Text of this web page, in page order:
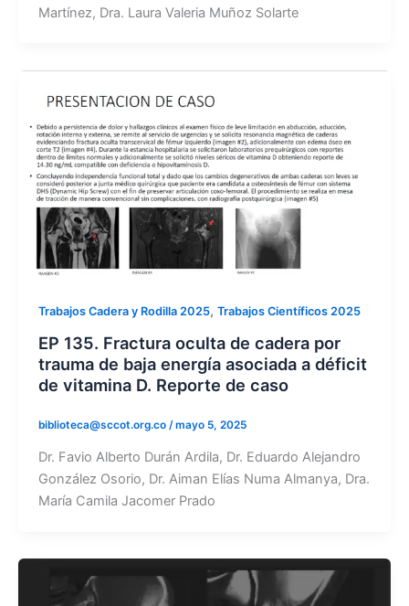
Martínez, Dra. Laura Valeria Muñoz Solarte
Trabajos Cadera y Rodilla 2025, Trabajos Científicos 2025
EP 135. Fractura oculta de cadera por
trauma de baja energía asociada a déficit
de vitamina D. Reporte de caso
biblioteca@sccot.org.co /mayo 5, 2025
Dr. Favio Alberto Durán Ardila, Dr. Eduardo Alejandro
González Osorio, Dr. Aiman Elías Numa Almanya, Dra.
María Camila Jacomer Prado